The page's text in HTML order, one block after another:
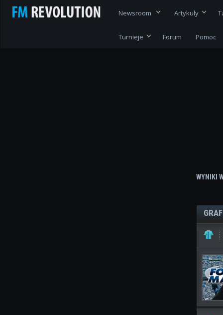
Newsroom Artykuły
Turnieje Forum Pomoc
WYNIKI